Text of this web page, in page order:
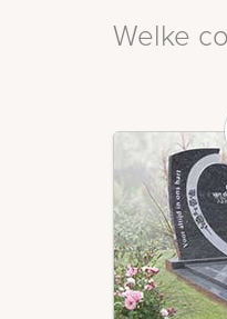
Welke